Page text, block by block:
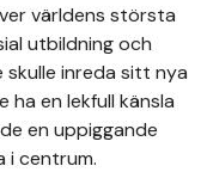
världens största
utbildning och
skulle inreda sitt nya
ha en lekfull känsla
en uppiggande
i centrum.